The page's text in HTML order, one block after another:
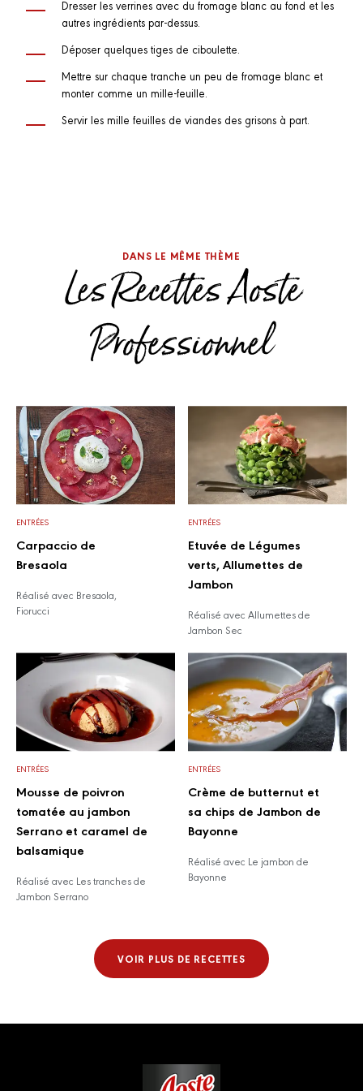
Dresser les verrines avec du fromage blanc au fond et les
autres ingrédients par-dessus.
Déposer quelques tiges de ciboulette.
Mettre sur chaque tranche un peu de fromage blanc et
monter comme un mille-feuille.
Servir les mille feuilles de viandes des grisons à part.
DANS LE MÊME THÈME
Les Recettes Aoste
Professionnel
ENTRÉES
Carpaccio de
Bresaola
Réalisé avec Bresaola,
Fiorucci
ENTRÉES
Etuvée de Légumes
verts, Allumettes de
Jambon
Réalisé avec Allumettes de
Jambon Sec
ENTRÉES
Mousse de poivron
tomatée au jambon
Serrano et caramel de
balsamique
Réalisé avec Les tranches de
Jambon Serrano
ENTRÉES
Crème de butternut et
sa chips de Jambon de
Bayonne
Réalisé avec Le jambon de
Bayonne
VOIR PLUS DE RECETTES